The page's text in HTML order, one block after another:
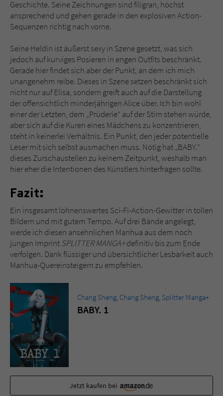
Geschichte. Seine Zeichnungen sind filigran, höchst
ansprechend und gehen gerade in den explosiven Action-
Sequenzen richtig nach vorne.
Seine Heldin ist äußerst sexy in Szene gesetzt, was sich
jedoch auf kurviges Posieren in engen Outfits beschränkt.
Gerade hier findet sich aber der Punkt, an dem ich mich
unangenehm reibe. Dieses in Szene setzen beschränkt sich
nicht nur auf Elisa, sondern greift auch auf die Darstellung
der offensichtlich minderjährigen Alice über. Ich bin wohl
einer der Letzten, dem „Prüderie“ auf der Stirn stehen würde,
aber sich auf die Kuren eines Mädchens zu konzentrieren,
steht in keinerlei Verhältnis. Ein Punkt, den jeder potentielle
Leser mit sich selbst ausmachen muss. Nötig hat „BABY.“
dieses Zurschaustellen zu keinem Zeitpunkt, weshalb man
hier eher die Intentionen des Künstlers hinterfragen sollte.
Fazit:
Ein insgesamt lohnenswertes Sci-Fi-Action-Gewitter in tollen
Bildern und mit gutem Tempo. Auf drei Bände angelegt,
werde ich diesen ansehnlichen Manhua aus dem noch
jungen ImprintSPLITTER MANGA+definitiv bis zum Ende
verfolgen. Dank flüssiger und übersichtlicher Lesbarkeit auch
Manhua-Quereinsteigern zu empfehlen.
Chang Sheng Chang Sheng Splitter Manga+
BABY. 1
Jetzt kaufen bei